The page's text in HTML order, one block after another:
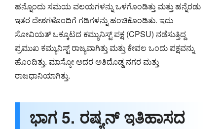
ಹನ್ನೊಂದು ಸಮಯ ವಲಯಗಳನ್ನು ಒಳಗೊಂಡಿತ್ತು ಮತ್ತು ಹನ್ನೆರಡು
ಇತರ ದೇಶಗಳೊಂದಿಗೆ ಗಡಿಗಳನ್ನು ಹಂಚಿಕೊಂಡಿತು. ಇದು
ಸೋವಿಯತ್ ಒಕ್ಕೂಟದ ಕಮ್ಯುನಿಸ್ಟ್ ಪಕ್ಷ (CPSU) ನಡೆಸುತ್ತಿದ್ದ
ಪ್ರಮುಖ ಕಮ್ಯುನಿಸ್ಟ್ ರಾಜ್ಯವಾಗಿತ್ತು ಮತ್ತು ಕೇವಲ ಒಂದು ಪಕ್ಷವನ್ನು
ಹೊಂದಿತ್ತು. ಮಾಸ್ಕೋ ಅದರ ಅತಿದೊಡ್ಡ ನಗರ ಮತ್ತು
ರಾಜಧಾನಿಯಾಗಿತ್ತು.
ಭಾಗ 5. ರಷ್ಯನ್ ಇತಿಹಾಸದ